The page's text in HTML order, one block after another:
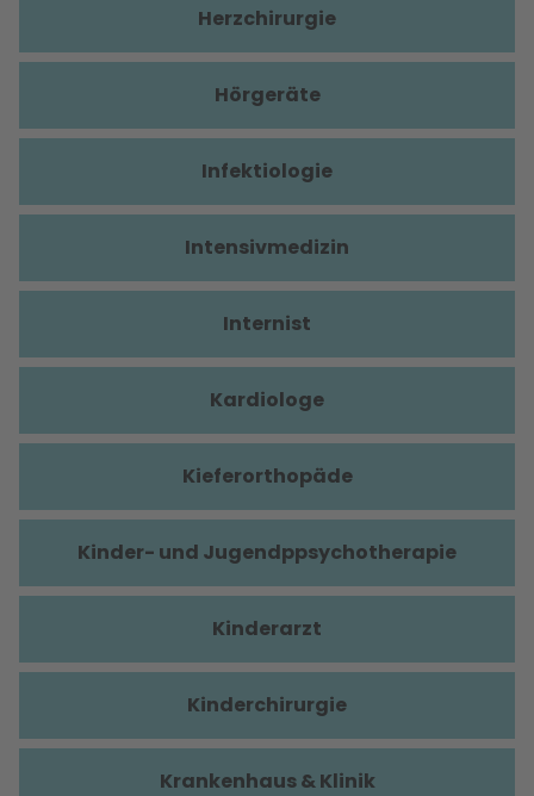
Herzchirurgie
Hörgeräte
Infektiologie
Intensivmedizin
Internist
Kardiologe
Kieferorthopäde
Kinder- und Jugendppsychotherapie
Kinderarzt
Kinderchirurgie
Krankenhaus & Klinik